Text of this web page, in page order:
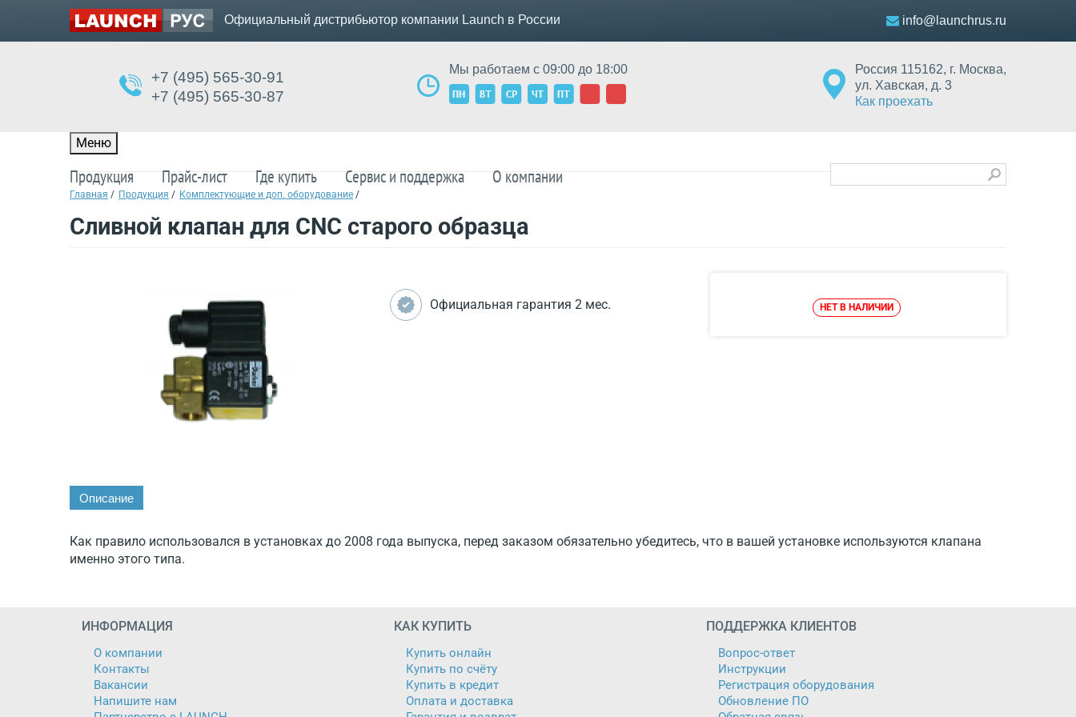
Официальный дистрибьютор компании Launch в России info@launchrus.ru
+7 (495) 565-30-91
+7 (495) 565-30-87
Мы работаем с 09:00 до 18:00 Россия 115162, г. Москва,
ул. Хавская, д. 3
Как проехать
Меню
Продукция Прайс-лист Где купить Сервис и поддержка О компании
Главная / Продукция / Комплектующие и доп. оборудование /
Сливной клапан для CNC старого образца
Официальная гарантия 2 мес. НЕТ В НАЛИЧИИ
Описание
Как правило использовался в установках до 2008 года выпуска, перед заказом обязательно убедитесь, что в вашей установке используются клапана
именно этого типа.
ИНФОРМАЦИЯ
О компании
Контакты
Вакансии
Напишите нам
КАК КУПИТЬ
Купить онлайн
Купить по счёту
Купить в кредит
Оплата и доставка
ПОДДЕРЖКА КЛИЕНТОВ
Вопрос-ответ
Инструкции
Регистрация оборудования
Обновление ПО